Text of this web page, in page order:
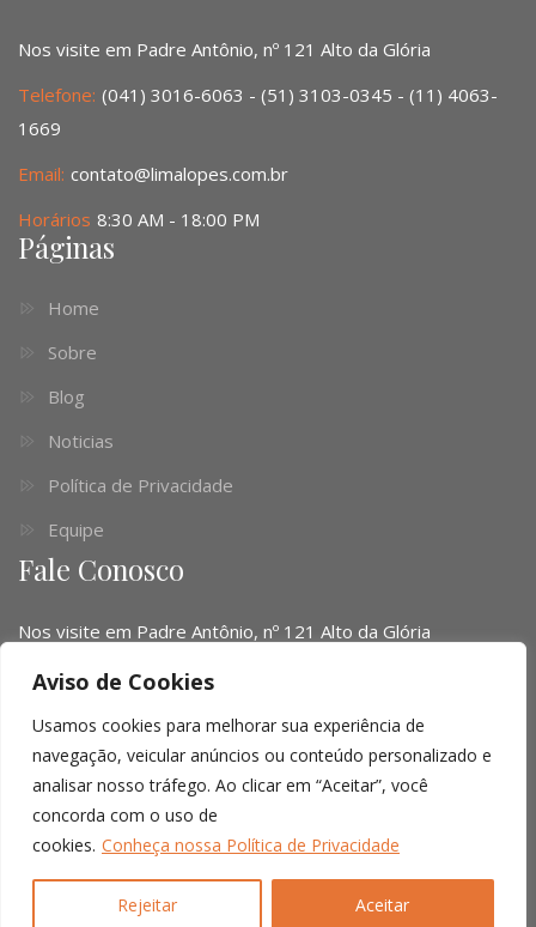
Aviso de Cookies
Usamos cookies para melhorar sua experiência de
navegação, veicular anúncios ou conteúdo personalizado e
analisar nosso tráfego. Ao clicar em “Aceitar”, você
concorda com o uso de
cookies. Conheça nossa Política de Privacidade
Rejeitar Aceitar
Nos visite em Padre Antônio, nº 121 Alto da Glória
Telefone: (041) 3016-6063 - (51) 3103-0345 - (11) 4063-
1669
Email: contato@limalopes.com.br
Horários 8:30 AM - 18:00 PM
Páginas
Home
Sobre
Blog
Noticias
Política de Privacidade
Equipe
Fale Conosco
Nos visite em Padre Antônio, nº 121 Alto da Glória
Telefone: (041) 3016-6063 - (51) 3103-0345 - (11) 4063-
Email: contato@limalopes.com.br
8:30 AM - 18:00 PM
© Copyright 2026 | | All right reserved.